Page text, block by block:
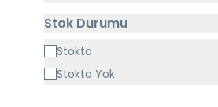
Stok Durumu
Stokta
Stokta Yok